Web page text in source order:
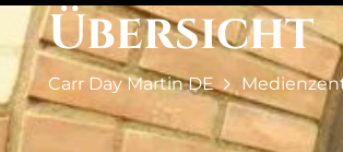
Übersicht
Carr Day Martin DE